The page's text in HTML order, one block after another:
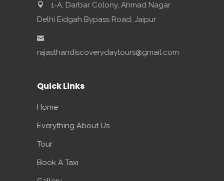
1-A, Darbar Colony, Ahmad Nagar
Delhi Eidgah Bypass Road, Jaipur
rajasthandiscoverydaytours@gmail.com
Quick Links
Home
Everything About Us
Tour
Book A Taxi